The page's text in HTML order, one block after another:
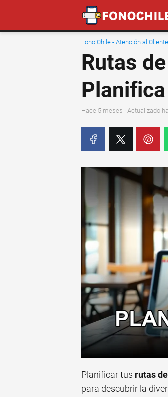
Fono Chile - Atención al Cliente
Rutas
hace 5 meses · Actualizado
Planificar tus rutas
para descubrir la